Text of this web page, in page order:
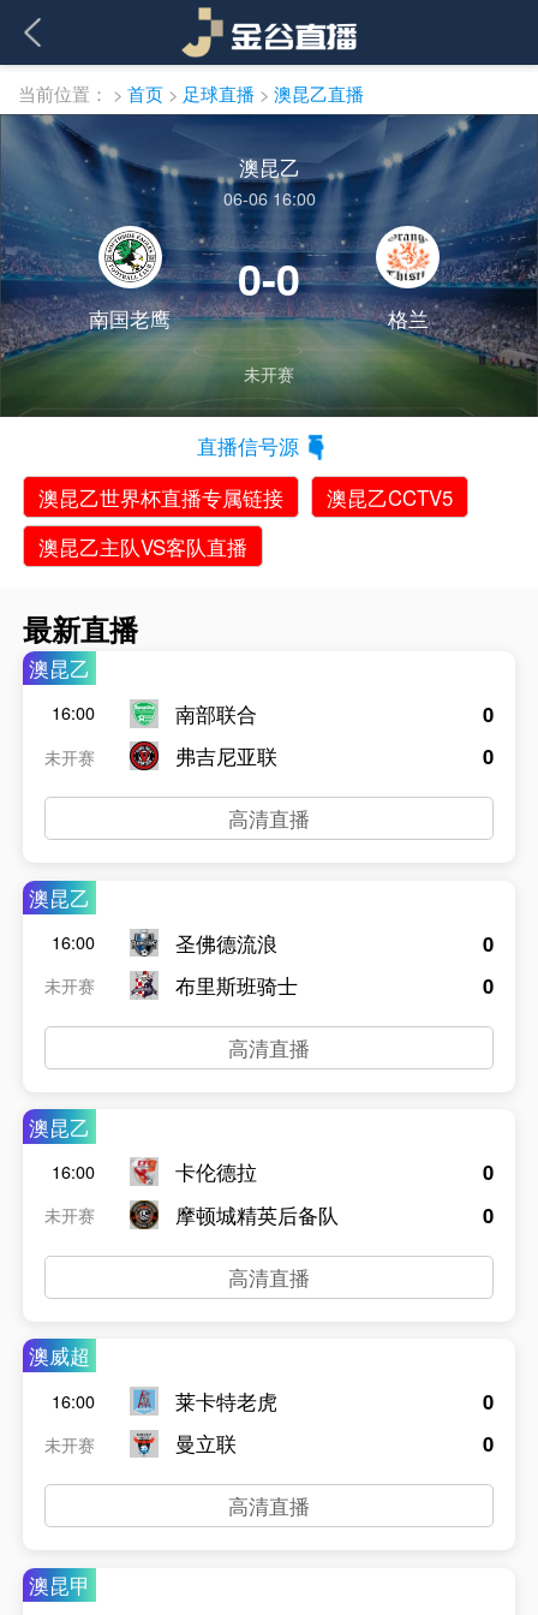
当前位置： > 首页 > 足球直播 > 澳昆乙直播
澳昆乙
06-06 16:00
南国老鹰
0-0
格兰
未开赛
直播信号源
澳昆乙世界杯直播专属链接
澳昆乙CCTV5
澳昆乙主队VS客队直播
最新直播
澳昆乙
16:00
未开赛
南部联合
弗吉尼亚联
0
0
高清直播
澳昆乙
16:00
未开赛
圣佛德流浪
布里斯班骑士
0
0
高清直播
澳昆乙
16:00
未开赛
卡伦德拉
摩顿城精英后备队
0
0
高清直播
澳威超
16:00
未开赛
莱卡特老虎
曼立联
0
0
高清直播
澳昆甲